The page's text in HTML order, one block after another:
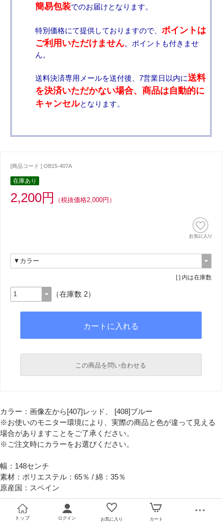
簡易包装でのお届けとなります。
特別価格にて提供しておりますので、 ポイントは
ご利用いただけません。ポイントも付きませ
ん。
送料決済専用メールを送付後、7営業日以内に送料
を決済いただかない場合、商品は自動的に
キャンセルとなります。
[商品コード ] OB15-407A
在庫あり
2,200円 （税抜価格2,000円）
[ ] 内は在庫数
（在庫数 2）
この商品を問い合わせる
必須
カラー：画像左から[407]レッド、 [408]ブルー
※お使いのモニター環境により、実際の商品と色が違って見える
場合がありますことをご了承ください。
※ご注文時にカラーをお選びください。
幅：148センチ
素材：ポリエステル：65％ / 綿：35％
原産国：スペイン
トップ ログイン お気に入り カート